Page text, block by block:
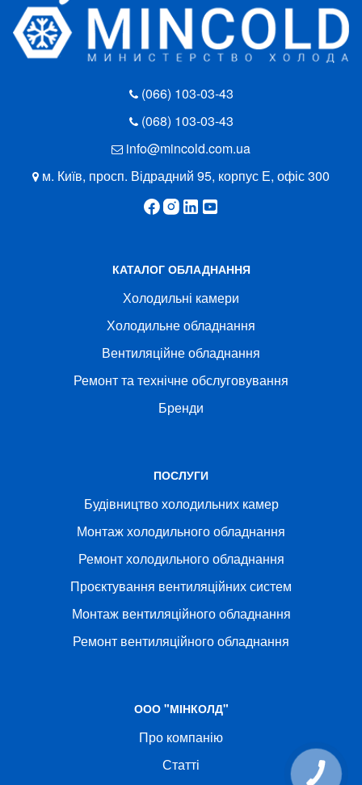
(066) 103-03-43
(068) 103-03-43
info@mincold.com.ua
м. Київ, просп. Відрадний 95, корпус Е, офіс 300
КАТАЛОГ ОБЛАДНАННЯ
Холодильні камери
Холодильне обладнання
Вентиляційне обладнання
Ремонт та технічне обслуговування
Бренди
ПОСЛУГИ
Будівництво холодильних камер
Монтаж холодильного обладнання
Ремонт холодильного обладнання
Проєктування вентиляційних систем
Монтаж вентиляційного обладнання
Ремонт вентиляційного обладнання
ООО "МІНКОЛД"
Про компанію
Статті